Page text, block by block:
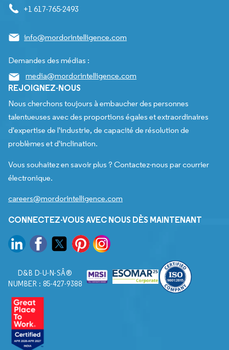
+1 617-765-2493
info@mordorintelligence.com
Demandes des médias :
media@mordorintelligence.com
REJOIGNEZ-NOUS
Nous cherchons toujours à embaucher des personnes
talentueuses avec des proportions égales et extraordinaires
d'expertise de l'industrie, de capacité de résolution de
problèmes et d'inclination.
Vous souhaitez en savoir plus ? Contactez-nous par courrier
électronique.
careers@mordorintelligence.com
CONNECTEZ-VOUS AVEC NOUS DÈS MAINTENANT
D&B D-U-N-SÂ®
NUMBER : 85-427-9388